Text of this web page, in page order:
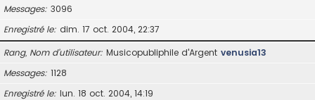
Messages 3096
Enregistré le dim. 17 oct. 2004, 22:37
Rang, Nom d’utilisateur Musicopubliphile d'Argent venusia13
Messages 1128
Enregistré le lun. 18 oct. 2004, 14:19